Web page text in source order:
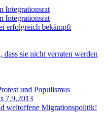
Integrationsrat
Integrationsrat
erfolgreich bekämpft
dass sie nicht verraten werden
und Populismus
7.9.2013
weltoffene Migrationspolitik!